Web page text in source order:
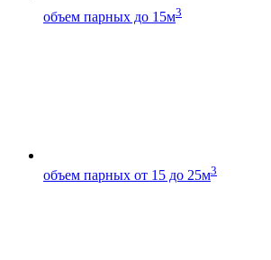
объем парных до 15м3
объем парных от 15 до 25м3